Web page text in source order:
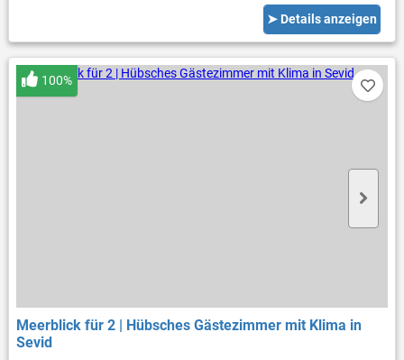
➤ Details anzeigen
Meerblick für 2 | Hübsches Gästezimmer mit Klima in
Sevid
100%